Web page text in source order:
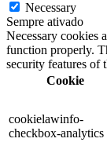
Necessary
Sempre ativado
Necessary cookies
function properly.
security features of
Cookie
cookielawinfo-
checkbox-analytics